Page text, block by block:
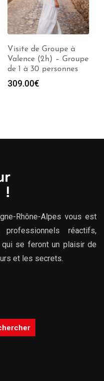
Visite de Groupe à
Valence (2h) – Groupe
de 1 à 30 personnes
309.00€
Rhône-Alpes vous est
réactifs,
se feront un plaisir de
et les secrets.